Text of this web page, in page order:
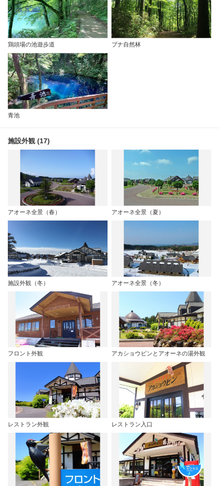
鶏頭場の池遊歩道 ブナ自然林
青池
施設外観 (17)
アオーネ全景（春） アオーネ全景（夏）
施設外観（冬） アオーネ全景（冬）
フロント外観 アカショウビンとアオーネの湯外観
レストラン外観 レストラン入口